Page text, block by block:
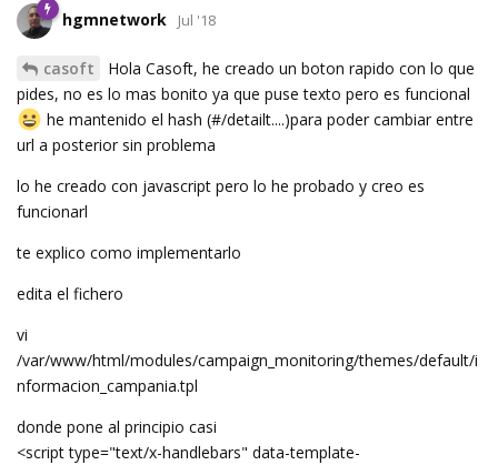
hgmnetwork Jul '18
casoft
Hola Casoft, he creado un boton rapido con lo que
pides, no es lo mas bonito ya que puse texto pero es funcional
he mantenido el hash (#/detailt....)para poder cambiar entre
url a posterior sin problema
lo he creado con javascript pero lo he probado y creo es
funcionarl
te explico como implementarlo
edita el fichero
vi
/var/www/html/modules/campaign_monitoring/themes/default/i
nformacion_campania.tpl
donde pone al principio casi
<script type="text/x-handlebars" data-template-